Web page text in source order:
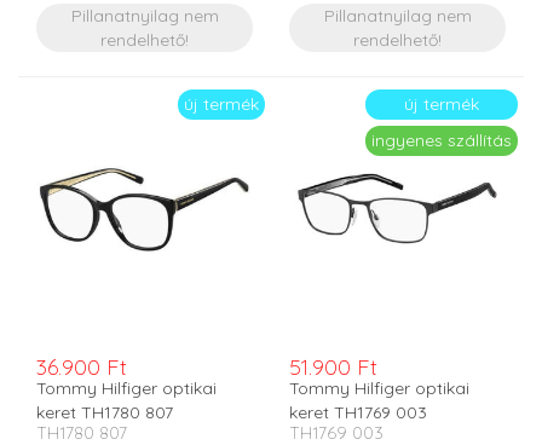
Pillanatnyilag nem
rendelhető!
Pillanatnyilag nem
rendelhető!
új termék
36.900 Ft
Tommy Hilfiger optikai
keret TH1780 807
TH1780 807
új termék
ingyenes szállítás
51.900 Ft
Tommy Hilfiger optikai
keret TH1769 003
TH1769 003